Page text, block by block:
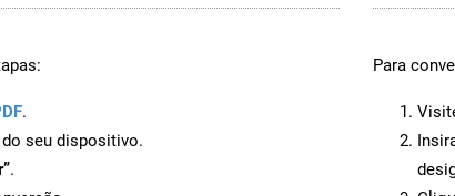
.
do seu dispositivo.
.
Para